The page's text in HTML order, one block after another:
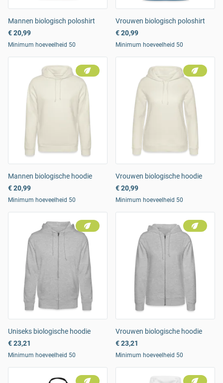
Mannen biologisch poloshirt
€ 20,99
Minimum hoeveelheid 50
Vrouwen biologisch poloshirt
€ 20,99
Minimum hoeveelheid 50
Mannen biologische hoodie
€ 20,99
Minimum hoeveelheid 50
Vrouwen biologische hoodie
€ 20,99
Minimum hoeveelheid 50
Uniseks biologische hoodie
€ 23,21
Minimum hoeveelheid 50
Vrouwen biologische hoodie
€ 23,21
Minimum hoeveelheid 50